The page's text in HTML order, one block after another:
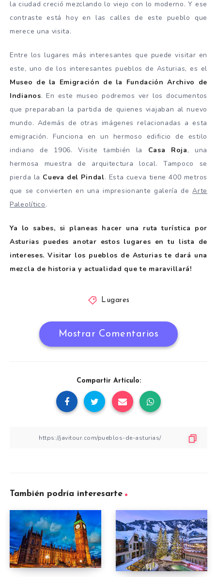
la ciudad creció mezclando lo viejo con lo moderno. Y ese
contraste está hoy en las calles de este pueblo que
merece una visita.
Entre los lugares más interesantes que puede visitar en
este, uno de los interesantes pueblos de Asturias, es el
Museo de la Emigración de la Fundación Archivo de
Indianos. En este museo podremos ver los documentos
que preparaban la partida de quienes viajaban al nuevo
mundo. Además de otras imágenes relacionadas a esta
emigración. Funciona en un hermoso edificio de estilo
indiano de 1906. Visite también la Casa Roja, una
hermosa muestra de arquitectura local. Tampoco se
pierda la Cueva del Pindal. Esta cueva tiene 400 metros
que se convierten en una impresionante galería deArte
Paleolítico.
Ya lo sabes, si planeas hacer una ruta turística por
Asturias puedes anotar estos lugares en tu lista de
intereses. Visitar los pueblos de Asturias te dará una
mezcla de historia y actualidad que te maravillará!
Lugares
Mostrar Comentarios
Compartir Artículo:
También podría interesarte